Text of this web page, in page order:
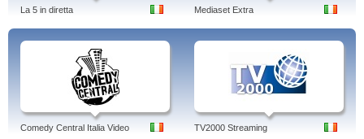
La 5 in diretta Mediaset Extra
Comedy Central Italia Video TV2000 Streaming